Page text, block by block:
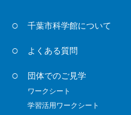
千葉市科学館について
よくある質問
団体でのご見学
ワークシート
学習活用ワークシート